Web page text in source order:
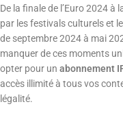
De la finale de l’Euro 2024 à
par les festivals culturels et
de septembre 2024 à mai
manquer de ces moments
opter pour un abonnement
accès illimité à tous vos
légalité.